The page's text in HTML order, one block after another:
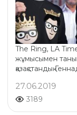
The Ring, LA
жұмысымен
қазақстандық
27.06.2019
3189